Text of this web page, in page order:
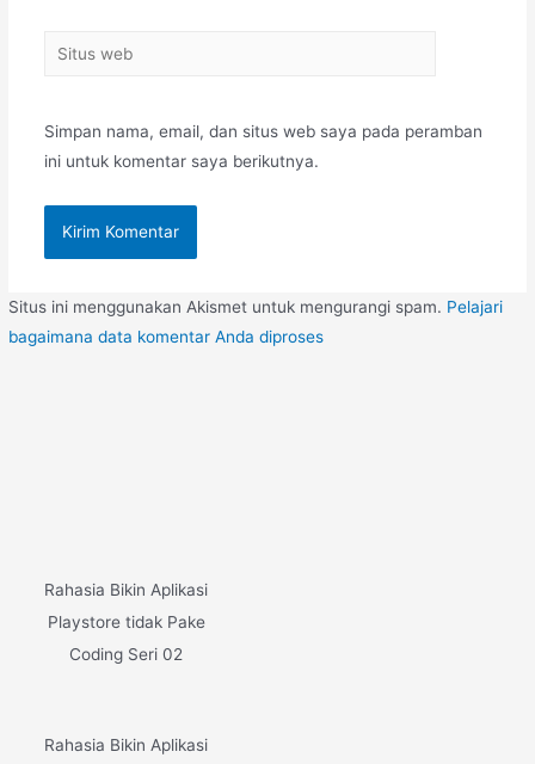
Situs
Simpan nama, email, dan situs web saya pada peramban
ini untuk komentar saya berikutnya.
Situs ini menggunakan Akismet untuk mengurangi spam. Pelajari
bagaimana data komentar Anda diproses
Rahasia Bikin Aplikasi
Playstore tidak Pake
Coding Seri 02
Rahasia Bikin Aplikasi